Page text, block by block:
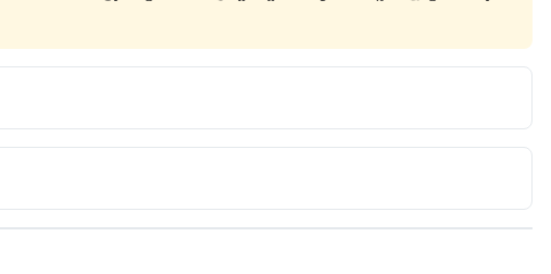
to Yourself
articles/5-ways-to-be-kind-yourself